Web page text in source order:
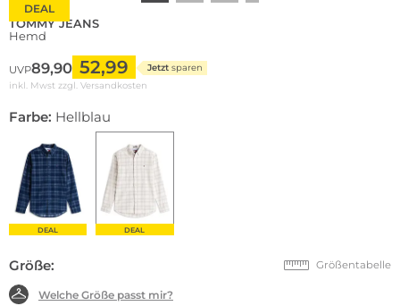
DEAL
TOMMY JEANS
Hemd
UVP89,90 52,99 Jetzt sparen
inkl. Mwst zzgl. Versandkosten
Farbe: Hellblau
DEAL DEAL
Größe: Größentabelle
Welche Größe passt mir?